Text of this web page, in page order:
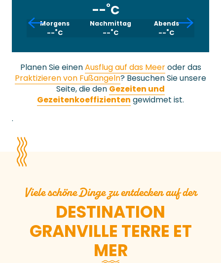
--°C
Morgens
--°C
Nachmittag
--°C
Abends
--°C
Planen Sie einenAusflug auf das Meeroder das
Praktizieren von Fußangeln? Besuchen Sie unsere
Seite, die den Gezeiten und
Gezeitenkoeffizienten gewidmet ist.
.
Viele schöne Dinge zu entdecken auf der
DESTINATION
GRANVILLE TERRE ET
MER